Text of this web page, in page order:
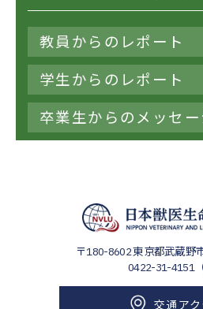
教員からのレポート
学生からのレポート
卒業生からのメッセー
〒180-8602東京都武蔵野
0422-31-4151（
交通ア